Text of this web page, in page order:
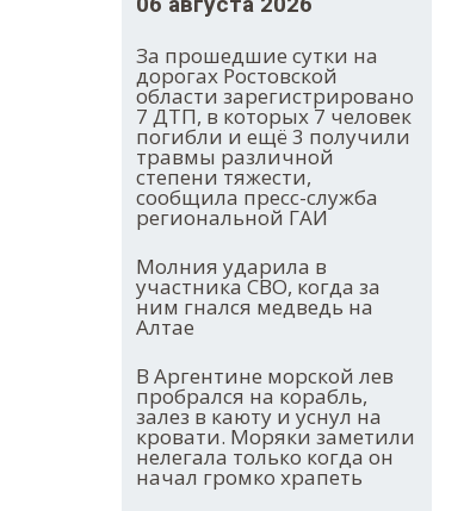
За прошедшие сутки на
дорогах Ростовской
области зарегистрировано
7 ДТП, в которых 7 человек
погибли и ещё 3 получили
травмы различной
степени тяжести,
сообщила пресс-служба
региональной ГАИ
Молния ударила в
участника СВО, когда за
ним гнался медведь на
Алтае
В Аргентине морской лев
пробрался на корабль,
залез в каюту и уснул на
кровати. Моряки заметили
нелегала только когда он
начал громко храпеть